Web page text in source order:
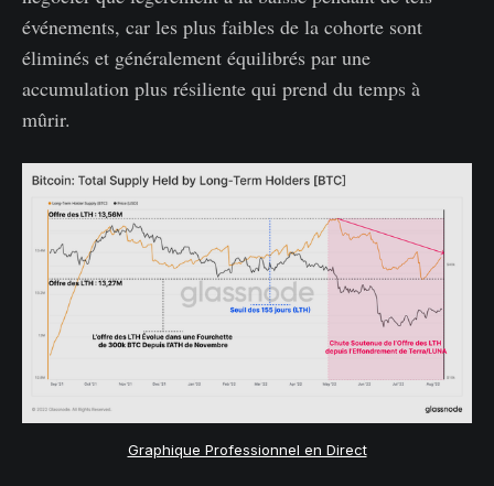
événements, car les plus faibles de la cohorte sont
éliminés et généralement équilibrés par une
accumulation plus résiliente qui prend du temps à
mûrir.
Graphique Professionnel en Direct